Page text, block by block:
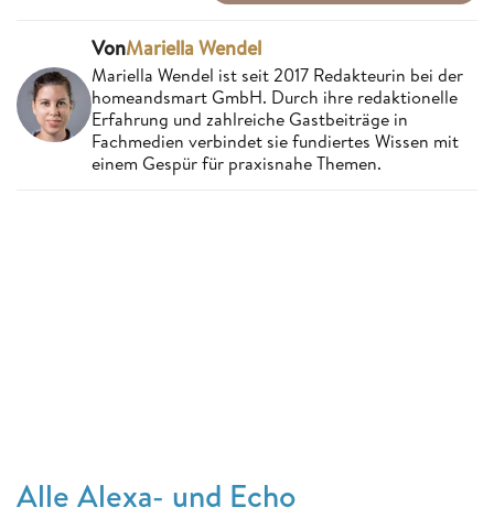
VonMariella Wendel
Mariella Wendel ist seit 2017 Redakteurin bei der
homeandsmart GmbH. Durch ihre redaktionelle
Erfahrung und zahlreiche Gastbeiträge in
Fachmedien verbindet sie fundiertes Wissen mit
einem Gespür für praxisnahe Themen.
Alle Alexa- und Echo